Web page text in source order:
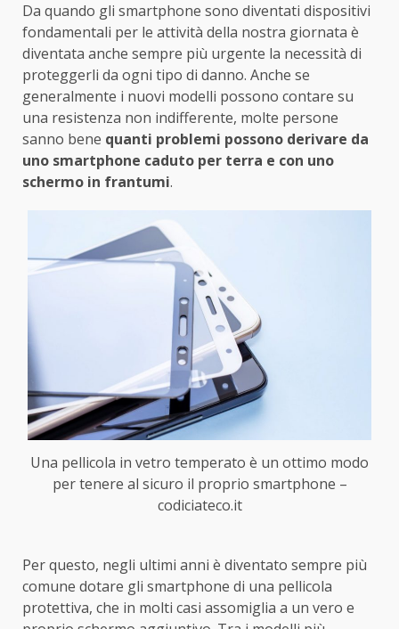
Da quando gli smartphone sono diventati dispositivi
fondamentali per le attività della nostra giornata è
diventata anche sempre più urgente la necessità di
proteggerli da ogni tipo di danno. Anche se
generalmente i nuovi modelli possono contare su
una resistenza non indifferente, molte persone
sanno bene quanti problemi possono derivare da
uno smartphone caduto per terra e con uno
schermo in frantumi.
Una pellicola in vetro temperato è un ottimo modo
per tenere al sicuro il proprio smartphone –
codiciateco.it
Per questo, negli ultimi anni è diventato sempre più
comune dotare gli smartphone di una pellicola
protettiva, che in molti casi assomiglia a un vero e